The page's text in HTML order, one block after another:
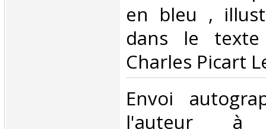
en bleu ,
dans le
Charles Picart
‎Envoi
l'auteur à